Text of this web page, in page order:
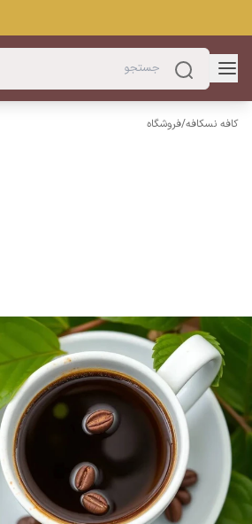
کافه نسکافه/فروشگاه